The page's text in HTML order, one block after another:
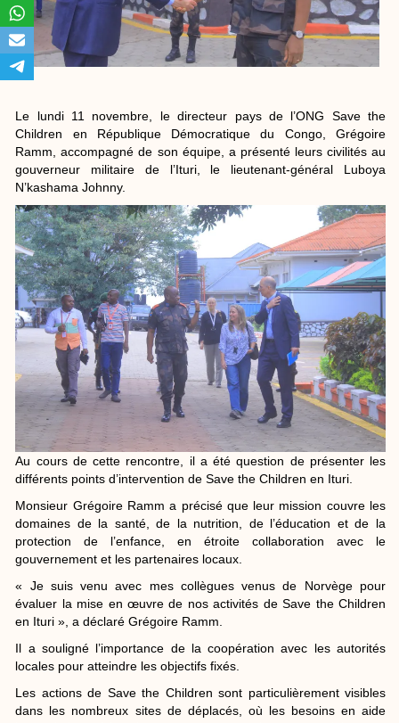
Le lundi 11 novembre, le directeur pays de l’ONG Save the
Children en République Démocratique du Congo, Grégoire
Ramm, accompagné de son équipe, a présenté leurs civilités au
gouverneur militaire de l’Ituri, le lieutenant-général Luboya
N’kashama Johnny.
Au cours de cette rencontre, il a été question de présenter les
différents points d’intervention de Save the Children en Ituri.
Monsieur Grégoire Ramm a précisé que leur mission couvre les
domaines de la santé, de la nutrition, de l’éducation et de la
protection de l’enfance, en étroite collaboration avec le
gouvernement et les partenaires locaux.
« Je suis venu avec mes collègues venus de Norvège pour
évaluer la mise en œuvre de nos activités de Save the Children
en Ituri », a déclaré Grégoire Ramm.
Il a souligné l’importance de la coopération avec les autorités
locales pour atteindre les objectifs fixés.
Les actions de Save the Children sont particulièrement visibles
dans les nombreux sites de déplacés, où les besoins en aide